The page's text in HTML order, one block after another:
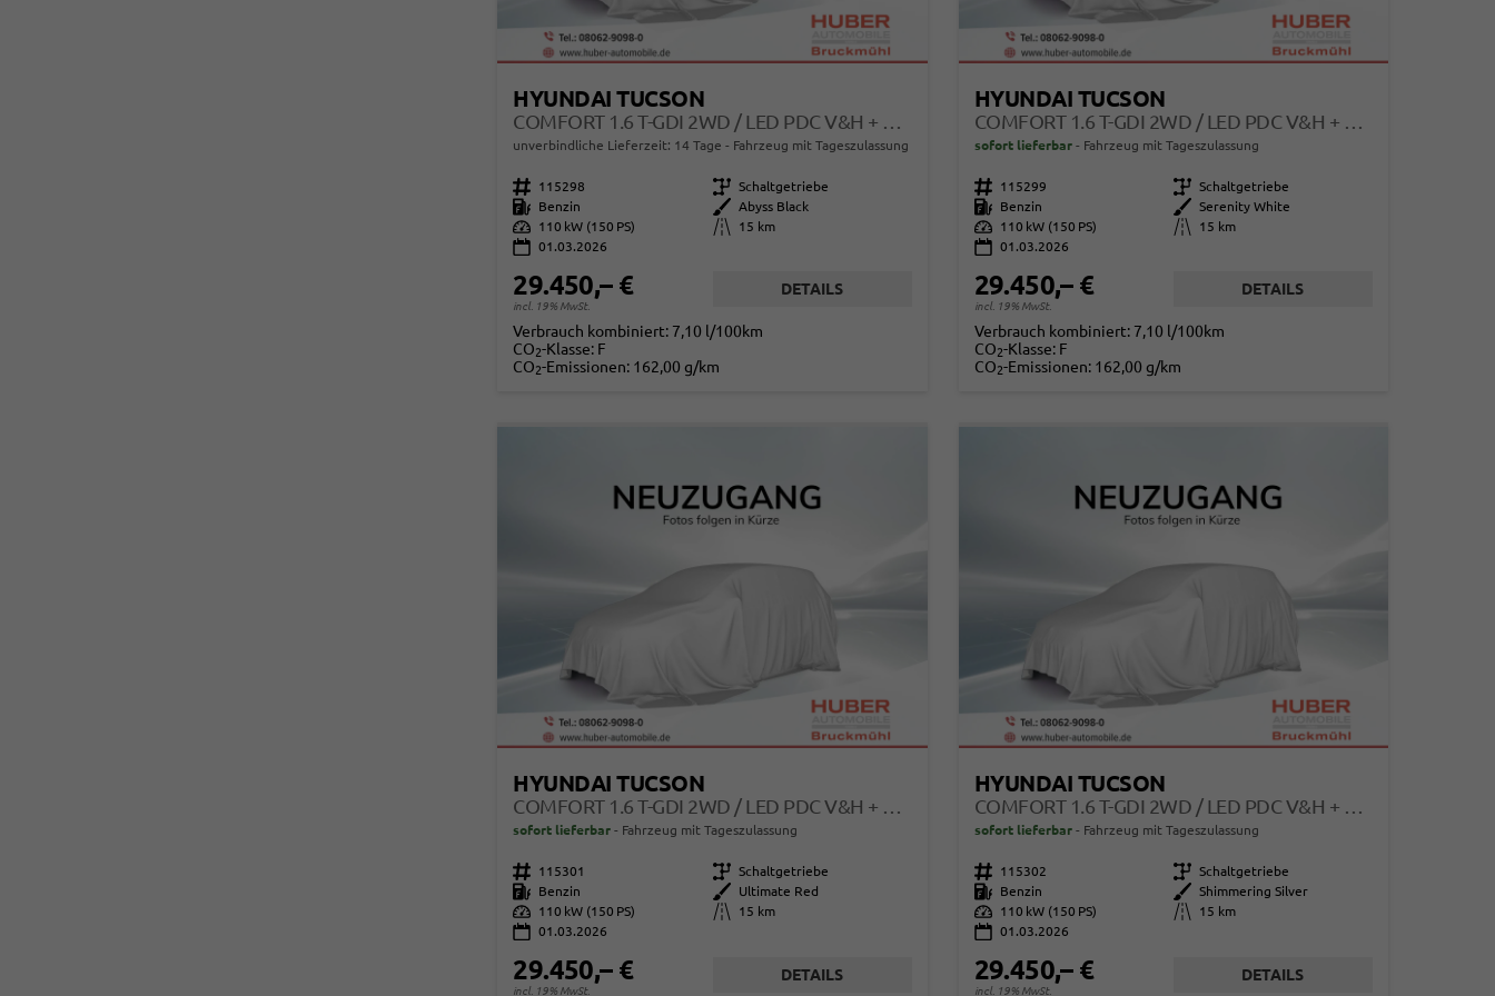
HYUNDAI TUCSON
unverbindliche Lieferzeit: 14 Tage Fahrzeug mit Tageszulassung
Fahrzeugnr. 115298 Getriebe Schaltgetriebe
Kraftstoff
Benzin Außenfarbe
Abyss Black
Leistung
110 kW (150 PS) Kilometerstand
15 km
01.03.2026
29.450,– €
incl. 19% MwSt.
DETAILS
Verbrauch kombiniert: 7,10 l/100km
CO2-Klasse: F
CO2-Emissionen: 162,00 g/km
HYUNDAI TUCSON
sofort lieferbar Fahrzeug mit Tageszulassung
Fahrzeugnr. 115299 Getriebe Schaltgetriebe
Kraftstoff
Benzin Außenfarbe
Serenity White
Leistung
110 kW (150 PS) Kilometerstand
15 km
01.03.2026
29.450,– €
incl. 19% MwSt.
DETAILS
Verbrauch kombiniert: 7,10 l/100km
CO2-Klasse: F
CO2-Emissionen: 162,00 g/km
HYUNDAI TUCSON
COMFORT 1.6 T-GDI 2WD / LED PDC V&H + KAMERA SITZ LENKRADHEIZUNG ALU 18"
sofort lieferbar Fahrzeug mit Tageszulassung
Fahrzeugnr. 115301 Getriebe Schaltgetriebe
Kraftstoff
Benzin Außenfarbe
Ultimate Red
Leistung
110 kW (150 PS) Kilometerstand
15 km
01.03.2026
29.450,– €
incl. 19% MwSt.
DETAILS
HYUNDAI TUCSON
COMFORT 1.6 T-GDI 2WD / LED PDC V&H + KAMERA SITZ LENKRADHEIZUNG ALU 18"
sofort lieferbar Fahrzeug mit Tageszulassung
Fahrzeugnr. 115302 Getriebe Schaltgetriebe
Kraftstoff
Benzin Außenfarbe
Shimmering Silver
Leistung
110 kW (150 PS) Kilometerstand
15 km
01.03.2026
29.450,– €
incl. 19% MwSt.
DETAILS